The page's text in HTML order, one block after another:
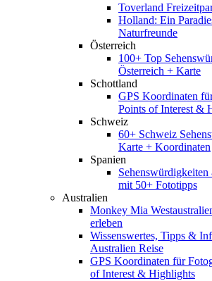
Toverland
Holland: Ein
Naturfreunde
Österreich
100+ Top
Österreich + Karte
Schottland
GPS Koordinaten
Points of Interest &
Schweiz
60+ Schweiz
Karte + Koordinaten
Spanien
mit 50+ Fototipps
Australien
Monkey Mia
erleben
Wissenswertes, Tipps &
Australien Reise
GPS Koordinaten für
of Interest & Highlights